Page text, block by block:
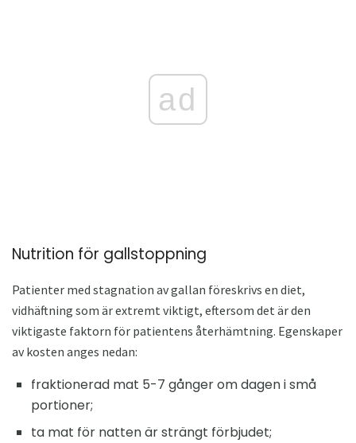
ad
Nutrition för gallstoppning
Patienter med stagnation av gallan föreskrivs en diet,
vidhäftning som är extremt viktigt, eftersom det är den
viktigaste faktorn för patientens återhämtning. Egenskaper
av kosten anges nedan:
fraktionerad mat 5-7 gånger om dagen i små
portioner;
ta mat för natten är strängt förbjudet;